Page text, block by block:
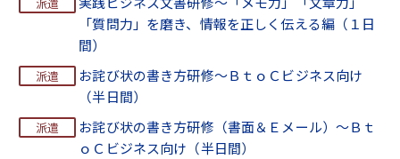
「質問力」を磨き、情報を正しく伝える編（１日
間）
お詫び状の書き方研修～ＢｔｏＣビジネス向け
（半日間）
お詫び状の書き方研修（書面＆Ｅメール）～Ｂｔ
ｏＣビジネス向け（半日間）